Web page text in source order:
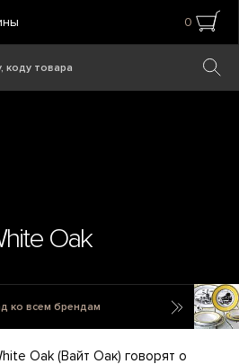
0
Oak
ко всем брендам Zarin
Oak (Вайт Оак) говорят о